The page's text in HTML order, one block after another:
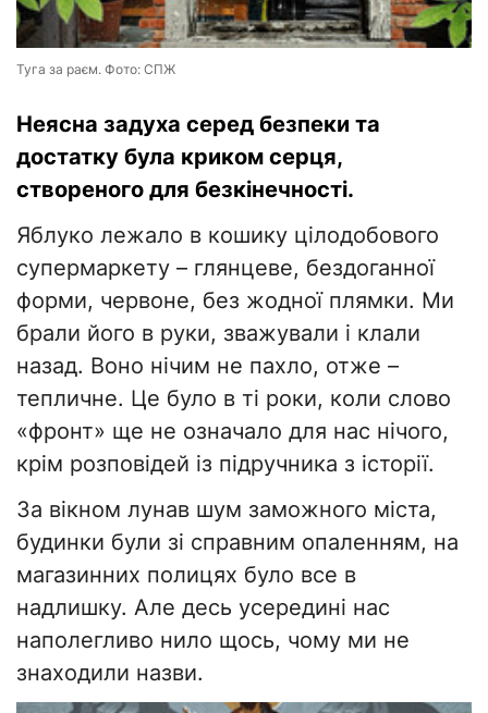
Туга за раєм. Фото: СПЖ
Неясна задуха серед безпеки та
достатку була криком серця,
створеного для безкінечності.
Яблуко лежало в кошику цілодобового
супермаркету – глянцеве, бездоганної
форми, червоне, без жодної плямки. Ми
брали його в руки, зважували і клали
назад. Воно нічим не пахло, отже –
тепличне. Це було в ті роки, коли слово
«фронт» ще не означало для нас нічого,
крім розповідей із підручника з історії.
За вікном лунав шум заможного міста,
будинки були зі справним опаленням, на
магазинних полицях було все в
надлишку. Але десь усередині нас
наполегливо нило щось, чому ми не
знаходили назви.